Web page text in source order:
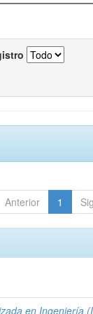
Anterior 1
en Ingeniería